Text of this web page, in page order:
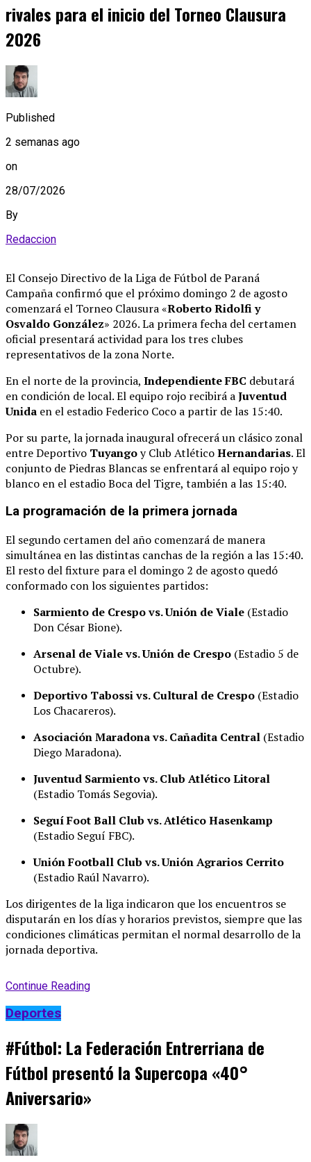
rivales para el inicio del Torneo Clausura
2026
Published
2 semanas ago
on
28/07/2026
By
Redaccion
El Consejo Directivo de la Liga de Fútbol de Paraná
Campaña confirmó que el próximo domingo 2 de agosto
comenzará el Torneo Clausura «Roberto Ridolfi y
Osvaldo González» 2026. La primera fecha del certamen
oficial presentará actividad para los tres clubes
representativos de la zona Norte.
En el norte de la provincia, Independiente FBC debutará
en condición de local. El equipo rojo recibirá aJuventud
Unida en el estadio Federico Coco a partir de las 15:40.
Por su parte, la jornada inaugural ofrecerá un clásico zonal
entre Deportivo Tuyangoy Club AtléticoHernandarias. El
conjunto de Piedras Blancas se enfrentará al equipo rojo y
blanco en el estadio Boca del Tigre, también a las 15:40.
La programación de la primera jornada
El segundo certamen del año comenzará de manera
simultánea en las distintas canchas de la región a las 15:40.
El resto del fixture para el domingo 2 de agosto quedó
conformado con los siguientes partidos:
Sarmiento de Crespo vs. Unión de Viale (Estadio
Don César Bione).
Arsenal de Viale vs. Unión de Crespo (Estadio 5 de
Octubre).
Deportivo Tabossi vs. Cultural de Crespo (Estadio
Los Chacareros).
Asociación Maradona vs. Cañadita Central (Estadio
Diego Maradona).
Juventud Sarmiento vs. Club Atlético Litoral
(Estadio Tomás Segovia).
Seguí Foot Ball Club vs. Atlético Hasenkamp
(Estadio Seguí FBC).
Unión Football Club vs. Unión Agrarios Cerrito
(Estadio Raúl Navarro).
Los dirigentes de la liga indicaron que los encuentros se
disputarán en los días y horarios previstos, siempre que las
condiciones climáticas permitan el normal desarrollo de la
jornada deportiva.
Continue Reading
Deportes
#Fútbol: La Federación Entrerriana de
Fútbol presentó la Supercopa «40°
Aniversario»